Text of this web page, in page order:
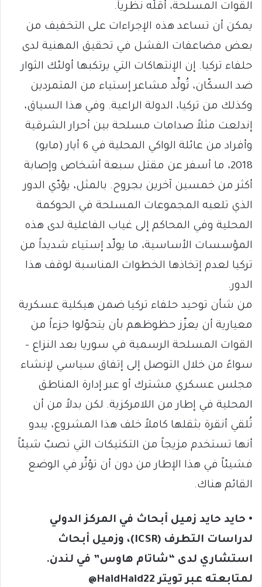
القوات المسلحة، أقلّه نظرياً.
يمكن أن تساعد هذه الإجراءات على التخفيف من
بعض مضاعفات الفشل في تحقيق المهنية لدى
حلفاء تركيا. إن الإنتهاكات التي يرتكبها أولئك الثوار
ضد السكّان، تُولِّد مشاعر إستياء من المتمردين
وكذلك من تركيا، الدولة الراعية. وفي هذا السياق،
إندلعت مثلاً صدامات مسلحة بين أحرار الشرقية
وأفراد من عائلة الواكي المحلية في 6 أيار (مايو)
2018، ما أسفر عن مقتل سبعة أشخاص وإصابة
أكثر من خمسين آخرين بجروح. بالمثل، يؤدّي الدور
الذي تلعبه المجموعات المسلحة في الحوكمة
المحلية وفي المحاكم إلى غياب الفاعلية لدى هذه
المؤسسات الأساسية، ما يولّد إستياء شديداً من
تركيا لعدم إتخاذها الخطوات المناسبة لوقف هذا
الدور.
من شأن توحيد حلفاء تركيا ضمن هيكلية عسكرية
معيارية أن يعزّز حظوظهم بأن يتحوّلوا جزءاً من
القوات المسلحة الرسمية في سوريا بعد النزاع –
سواءً من خلال التوصل إلى إتفاق سياسي لإنشاء
مجلس عسكري مشترك أو عبر إدارة المناطق
المحلية في إطار من اللامركزية. لكن بدلاً من أن
تُلقي أنقرة بثقلها كاملاً خلف هذا المشروع، يبدو
أنها تستخدم مزيجاً من التكتيكات التي تصبّ شيئاً
فشيئاً في هذا الإطار من دون أن تؤثّر في الوضع
القائم هناك.
• حايد حايد زميل أبحاث في المركز الدولي
لدراسات التطرف (ICSR)، وزميل أبحاث
استشاري لدى “شاتام هاوس” في لندن.
لمتابعته عبر تويتر HaidHaid22@